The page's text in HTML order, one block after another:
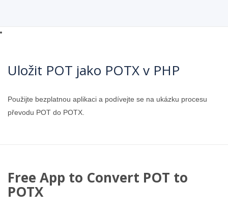
Uložit POT jako POTX v PHP
Použijte bezplatnou aplikaci a podívejte se na ukázku procesu
převodu POT do POTX.
Free App to Convert POT to
POTX